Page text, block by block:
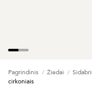
Pagrindinis Žiedai
cirkoniais